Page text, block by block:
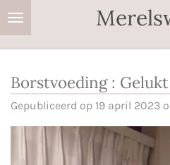
Ga
direct
hoofdinhoud
Borstvoeding :
Gepubliceerd op 19 april 2023